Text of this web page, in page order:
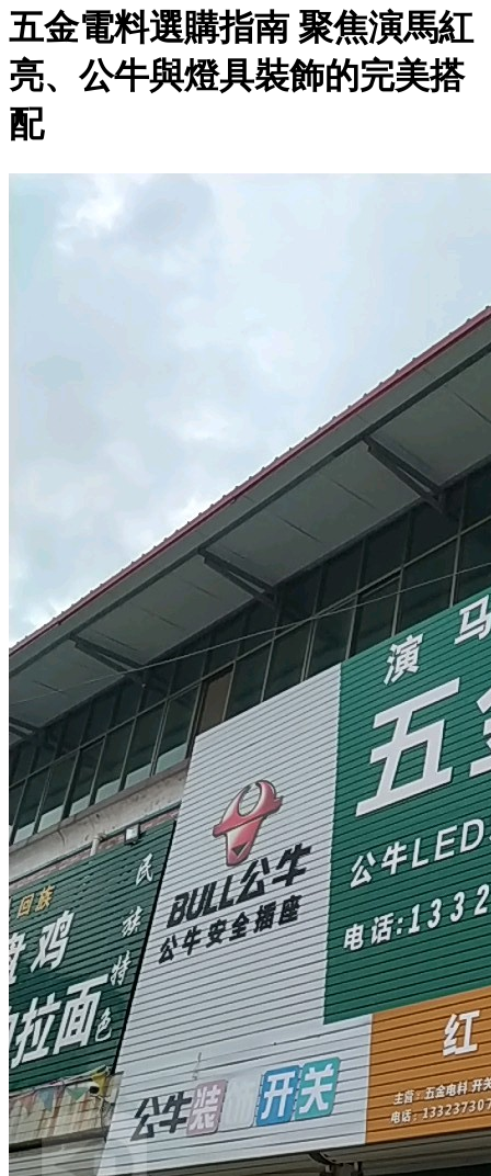
五金電料選購指南 聚焦演馬紅
亮、公牛與燈具裝飾的完美搭
配